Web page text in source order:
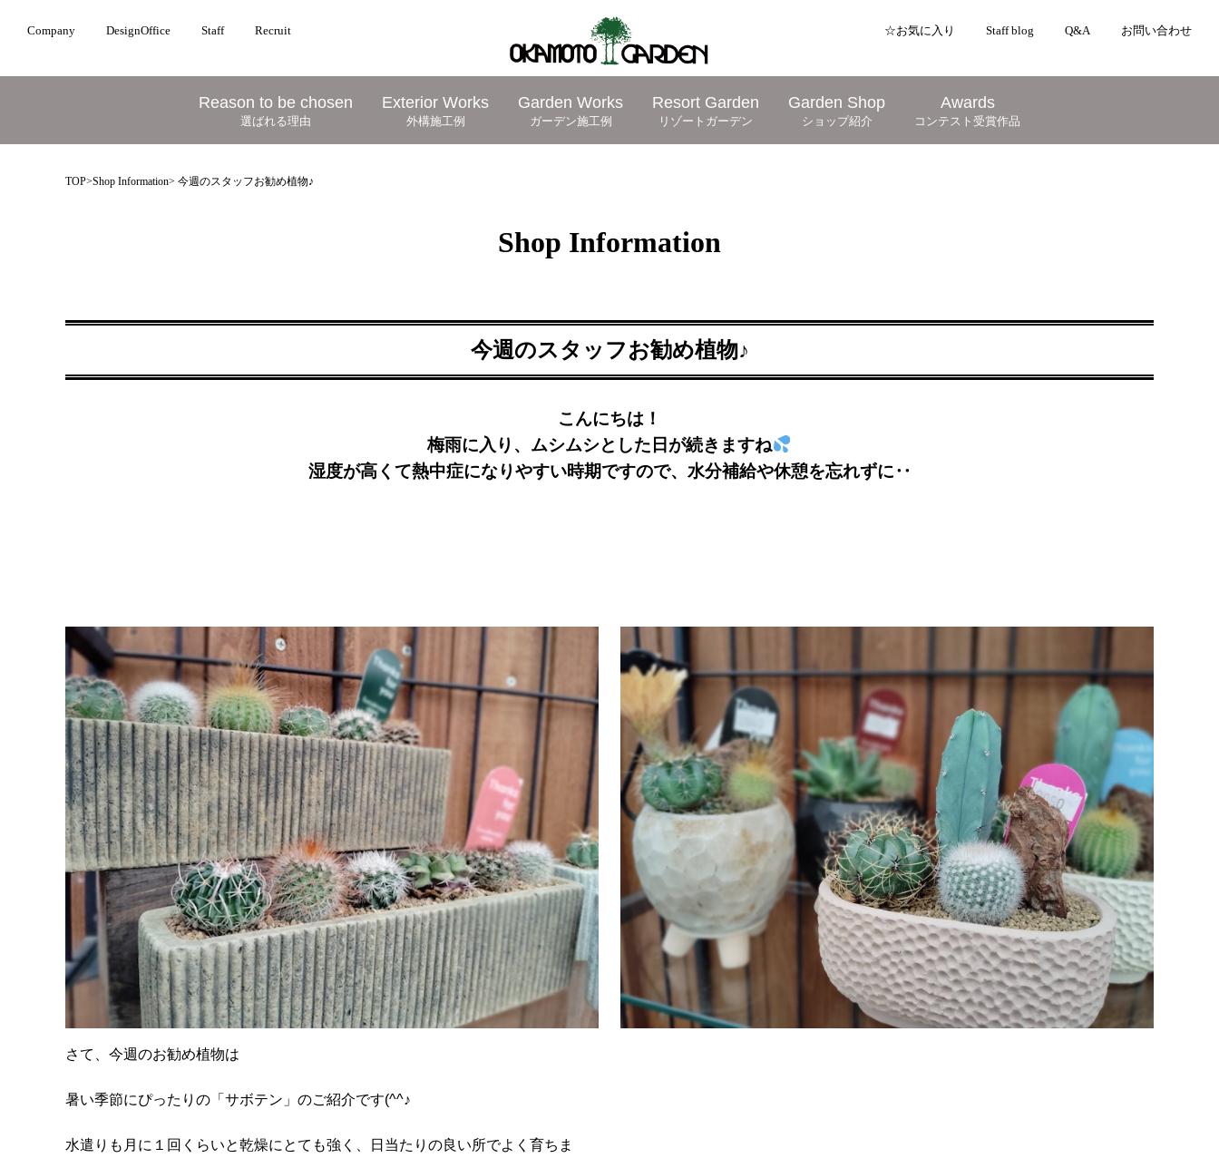
Company DesignOffice Staff Recruit ☆お気に入り Staff blog Q&A お問い合わせ
Reason to be chosen
選ばれる理由
Exterior Works
外構施工例
Garden Works
ガーデン施工例
Resort Garden
リゾートガーデン
Garden Shop
ショップ紹介
Awards
コンテスト受賞作品
TOP>Shop Information> 今週のスタッフお勧め植物♪
Shop Information
今週のスタッフお勧め植物♪
こんにちは！
梅雨に入り、ムシムシとした日が続きますね
湿度が高くて熱中症になりやすい時期ですので、水分補給や休憩を忘れずに‥
さて、今週のお勧め植物は
暑い季節にぴったりの「サボテン」のご紹介です(^^♪
水遣りも月に１回くらいと乾燥にとても強く、日当たりの良い所でよく育ちま